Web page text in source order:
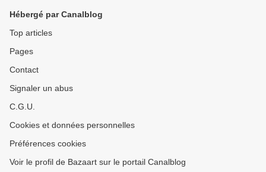
Hébergé par Canalblog
Top articles
Pages
Contact
Signaler un abus
C.G.U.
Cookies et données personnelles
Préférences cookies
Voir le profil de Bazaart sur le portail Canalblog